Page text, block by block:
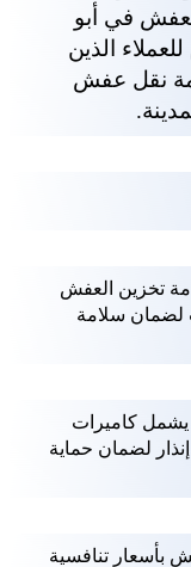
في أبو
الذين
نقل عفش
تخزين العفش
لضمان سلامة
يشمل كاميرات
لضمان حماية
بأسعار تنافسية